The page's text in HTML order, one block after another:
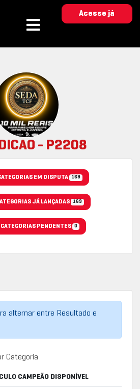
Acesse já
- P2208
EM DISPUTA 169
JÁ LANÇADAS 169
CATEGORIAS PENDENTES 0
alternar entre Resultado e
Categoria
CAMPEÃO DISPONÍVEL